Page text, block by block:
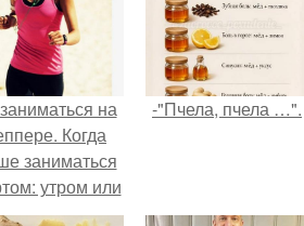
на
Когда
заниматься
утром или
вечером
-"Пчела, пчела …".